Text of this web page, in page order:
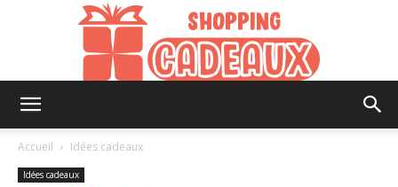
Accueil Idées cadeaux
Idées cadeaux